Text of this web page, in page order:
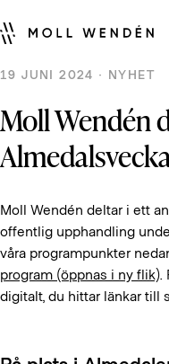
19 JUNI 2024 · NYHET
Moll Wendén
Moll Wendén deltar i ett
offentlig upphandling
våra programpunkter
program (öppnas i ny flik).
digitalt, du hittar länkar till